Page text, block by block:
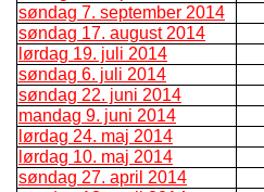
søndag 7. september 2014
søndag 17. august 2014
lørdag 19. juli 2014
søndag 6. juli 2014
søndag 22. juni 2014
mandag 9. juni 2014
lørdag 24. maj 2014
lørdag 10. maj 2014
søndag 27. april 2014